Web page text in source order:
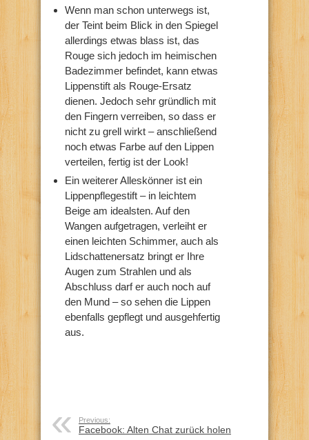
Wenn man schon unterwegs ist,
der Teint beim Blick in den Spiegel
allerdings etwas blass ist, das
Rouge sich jedoch im heimischen
Badezimmer befindet, kann etwas
Lippenstift als Rouge-Ersatz
dienen. Jedoch sehr gründlich mit
den Fingern verreiben, so dass er
nicht zu grell wirkt – anschließend
noch etwas Farbe auf den Lippen
verteilen, fertig ist der Look!
Ein weiterer Alleskönner ist ein
Lippenpflegestift – in leichtem
Beige am idealsten. Auf den
Wangen aufgetragen, verleiht er
einen leichten Schimmer, auch als
Lidschattenersatz bringt er Ihre
Augen zum Strahlen und als
Abschluss darf er auch noch auf
den Mund – so sehen die Lippen
ebenfalls gepflegt und ausgehfertig
aus.
Previous:
Facebook: Alten Chat zurück holen